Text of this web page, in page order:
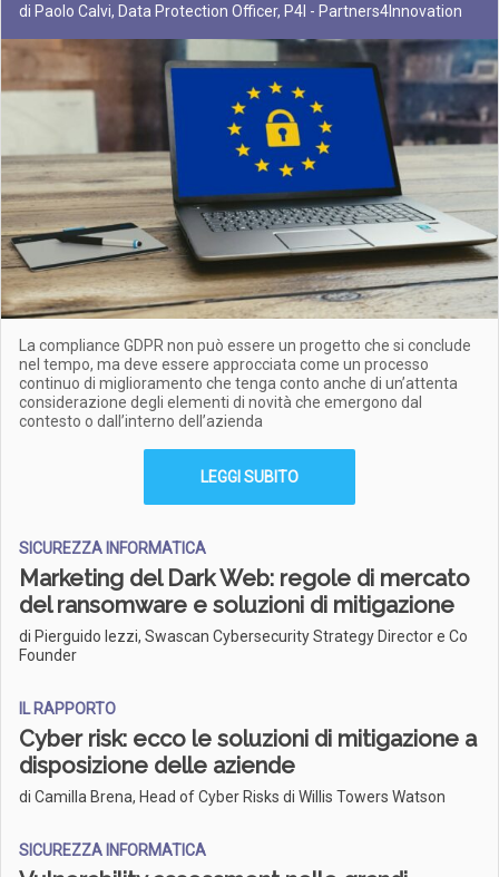
di Paolo Calvi, Data Protection Officer, P4I - Partners4Innovation
La compliance GDPR non può essere un progetto che si conclude
nel tempo, ma deve essere approcciata come un processo
continuo di miglioramento che tenga conto anche di un’attenta
considerazione degli elementi di novità che emergono dal
contesto o dall’interno dell’azienda
LEGGI SUBITO
SICUREZZA INFORMATICA
Marketing del Dark Web: regole di mercato
del ransomware e soluzioni di mitigazione
di Pierguido Iezzi, Swascan Cybersecurity Strategy Director e Co
Founder
IL RAPPORTO
Cyber risk: ecco le soluzioni di mitigazione a
disposizione delle aziende
di Camilla Brena, Head of Cyber Risks di Willis Towers Watson
SICUREZZA INFORMATICA